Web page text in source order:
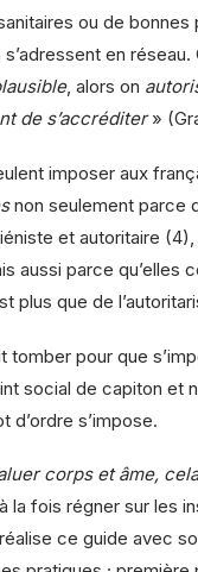
ou de
en
, alors on
de s’accréditer»
imposer aux
non seulement parce
et autoritaire
aussi parce qu’elles
plus que de
pour que
social de capiton et
d’ordre s’impose.
corps et âme,
la fois régner sur les
ce guide avec